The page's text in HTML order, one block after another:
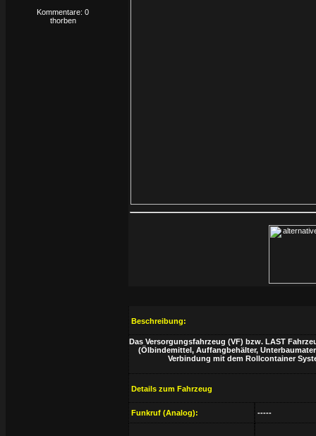
Kommentare: 0
thorben
Beschreibung:
Das Versorgungsfahrzeug (VF) bzw. LAST
(Ölbindemittel, Auffangbehälter,
Verbindung mit dem Rollcontainer
Details zum Fahrzeug
Funkruf (Analog): -----